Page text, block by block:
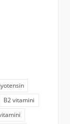
B2 vitamini